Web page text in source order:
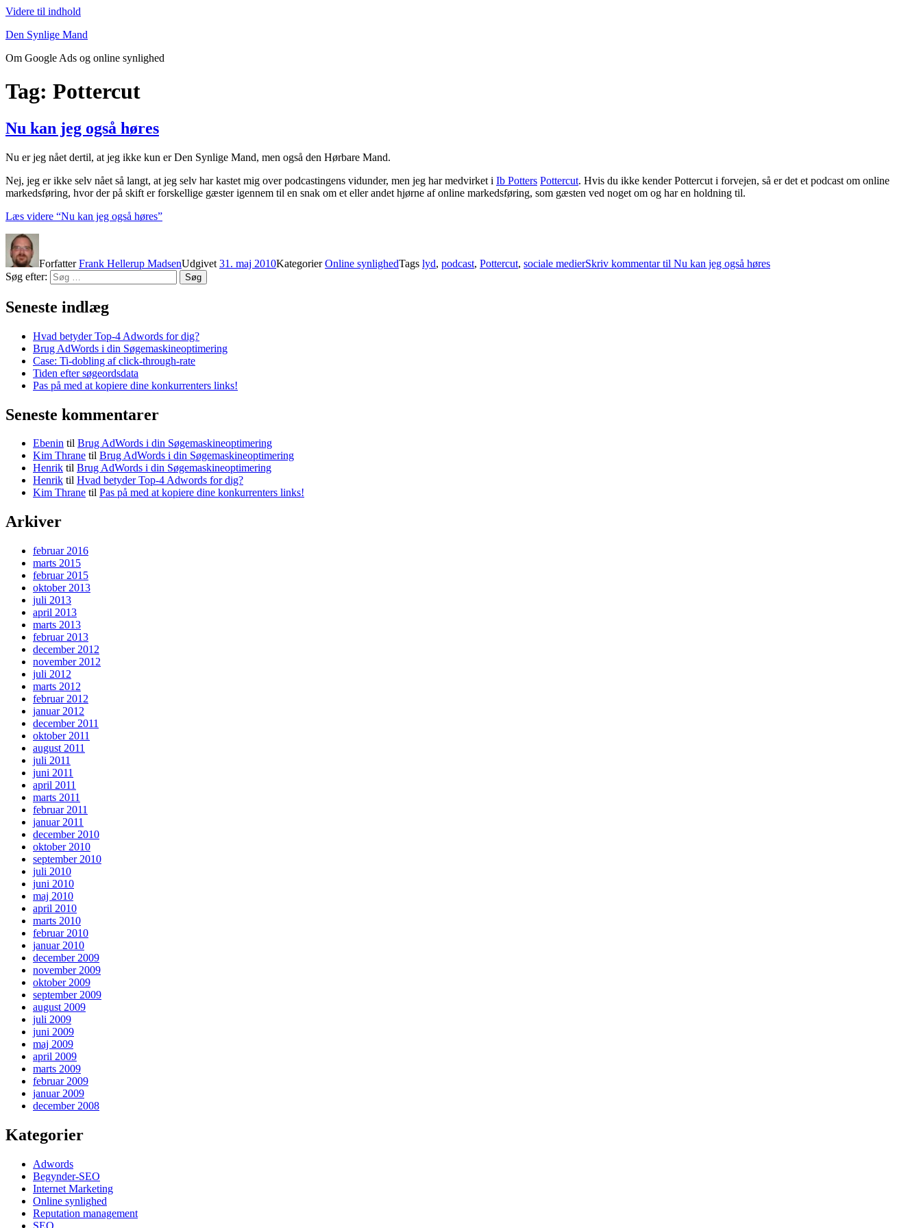
Videre til indhold
Den Synlige Mand
Om Google Ads og online synlighed
Tag: Pottercut
Nu kan jeg også høres
Nu er jeg nået dertil, at jeg ikke kun er Den Synlige Mand, men også den Hørbare Mand.
Nej, jeg er ikke selv nået så langt, at jeg selv har kastet mig over podcastingens vidunder, men jeg har medvirket i Ib Potters Pottercut. Hvis du ikke kender Pottercut i forvejen, så er det et podcast om online
markedsføring, hvor der på skift er forskellige gæster igennem til en snak om et eller andet hjørne af online markedsføring, som gæsten ved noget om og har en holdning til.
Læs videre “Nu kan jeg også høres”
ForfatterFrank Hellerup MadsenUdgivet 31. maj 2010KategorierOnline synlighedTags lyd, podcast, Pottercut, sociale medierSkriv kommentartil Nu kan jeg også høres
Søg efter:
Søg
Seneste indlæg
Hvad betyder Top-4 Adwords for dig?
Brug AdWords i din Søgemaskineoptimering
Case: Ti-dobling af click-through-rate
Tiden efter søgeordsdata
Pas på med at kopiere dine konkurrenters links!
Seneste kommentarer
Ebenin til Brug AdWords i din Søgemaskineoptimering
Kim Thrane til Brug AdWords i din Søgemaskineoptimering
Henrik til Brug AdWords i din Søgemaskineoptimering
Henrik til Hvad betyder Top-4 Adwords for dig?
Kim Thrane til Pas på med at kopiere dine konkurrenters links!
Arkiver
februar 2016
marts 2015
februar 2015
oktober 2013
juli 2013
april 2013
marts 2013
februar 2013
december 2012
november 2012
juli 2012
marts 2012
februar 2012
januar 2012
december 2011
oktober 2011
august 2011
juli 2011
juni 2011
april 2011
marts 2011
februar 2011
januar 2011
december 2010
oktober 2010
september 2010
juli 2010
juni 2010
maj 2010
april 2010
marts 2010
februar 2010
januar 2010
december 2009
november 2009
oktober 2009
september 2009
august 2009
juli 2009
juni 2009
maj 2009
april 2009
marts 2009
februar 2009
januar 2009
december 2008
Kategorier
Adwords
Begynder-SEO
Internet Marketing
Online synlighed
Reputation management
SEO